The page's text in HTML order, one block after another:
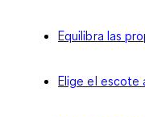
Equilibra las
Elige el escote